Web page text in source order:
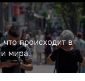
происходит в
мира.